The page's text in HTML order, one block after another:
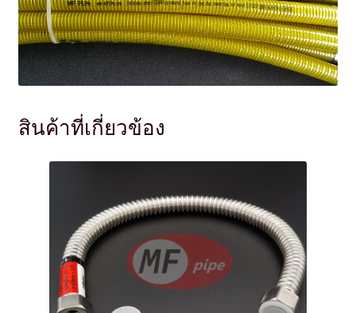
สินค้าที่เกี่ยวข้อง